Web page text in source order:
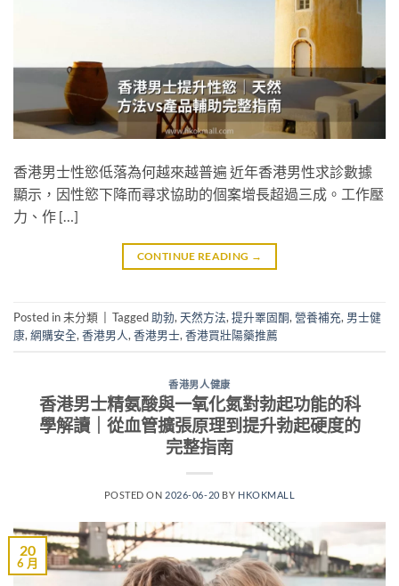
香港男士性慾低落為何越來越普遍 近年香港男性求診數據
顯示，因性慾下降而尋求協助的個案增長超過三成。工作壓
力、作 […]
CONTINUE READING →
Posted in 未分類 Tagged 助勃, 天然方法, 提升睪固酮, 營養補充, 男士健
康, 網購安全, 香港男人, 香港男士, 香港買壯陽藥推薦
香港男人健康
香港男士精氨酸與一氧化氮對勃起功能的科
學解讀｜從血管擴張原理到提升勃起硬度的
完整指南
POSTED ON 2026-06-20 BY HKOKMALL
20
6 月